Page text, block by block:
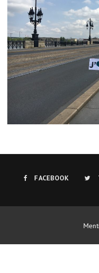
FACEBOOK